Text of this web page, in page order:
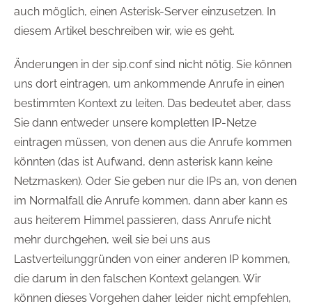
auch möglich, einen Asterisk-Server einzusetzen. In
diesem Artikel beschreiben wir, wie es geht.
Änderungen in der sip.conf sind nicht nötig. Sie können
uns dort eintragen, um ankommende Anrufe in einen
bestimmten Kontext zu leiten. Das bedeutet aber, dass
Sie dann entweder unsere kompletten IP-Netze
eintragen müssen, von denen aus die Anrufe kommen
könnten (das ist Aufwand, denn asterisk kann keine
Netzmasken). Oder Sie geben nur die IPs an, von denen
im Normalfall die Anrufe kommen, dann aber kann es
aus heiterem Himmel passieren, dass Anrufe nicht
mehr durchgehen, weil sie bei uns aus
Lastverteilunggründen von einer anderen IP kommen,
die darum in den falschen Kontext gelangen. Wir
können dieses Vorgehen daher leider nicht empfehlen,